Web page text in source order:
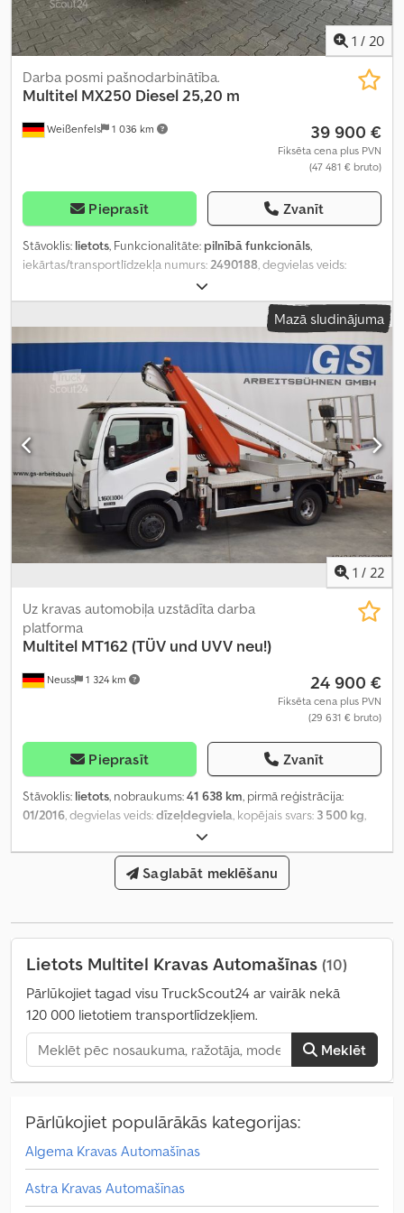
1 / 20
Weißenfels 1 036 km
Darba posmi pašnodarbinātība.
Multitel MX250 Diesel 25,20 m
39 900 €
Fiksēta cena plus PVN
(47 481 € bruto)
Pieprasīt Zvanīt
Stāvoklis: lietots, Funkcionalitāte: pilnībā funkcionāls,
iekārtas/transportlīdzekļa numurs:2490188, degvielas veids:
3 500 kg
krāsa:balts, vadītāja kabīne:dienas kabīne, sēdvietu skaits:2,
, kopējais augstums:2 500 mm
Ražošanas gads:2012, Aprīkojums:UVV drošības pārbaude,
Mazā sludinājuma
1 / 22
Neuss 1 324 km
Uz kravas automobiļa uzstādīta darba
platforma
Multitel MT162 (TÜV und UVV neu!)
24 900 €
Fiksēta cena plus PVN
(29 631 € bruto)
Pieprasīt Zvanīt
Stāvoklis: lietots, nobraukums:41 638 km, pirmā reģistrācija:
01/2016, degvielas veids:dīzeļdegviela, kopējais svars: 3 500 kg,
, kopējais platums:
augstums:2 900 mm, Ražošanas gads:2016,
Saglabāt meklēšanu
Lietots Multitel Kravas Automašīnas (10)
Pārlūkojiet tagad visu TruckScout24 ar vairāk nekā
120 000 lietotiem transportlīdzekļiem.
Meklēt
Pārlūkojiet populārākās kategorijas:
Algema Kravas Automašīnas
Astra Kravas Automašīnas